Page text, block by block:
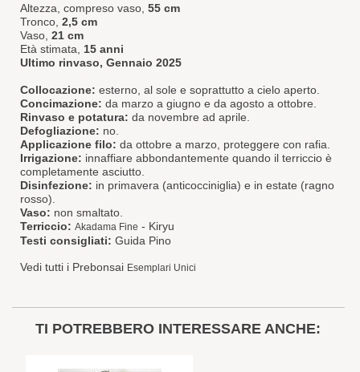
Altezza, compreso vaso, 55 cm
Tronco, 2,5 cm
Vaso, 21 cm
Età stimata, 15 anni
Ultimo rinvaso, Gennaio 2025
Collocazione: esterno, al sole e soprattutto a cielo aperto.
Concimazione: da marzo a giugno e da agosto a ottobre.
Rinvaso e potatura: da novembre ad aprile.
Defogliazione: no.
Applicazione filo: da ottobre a marzo, proteggere con rafia.
Irrigazione: innaffiare abbondantemente quando il terriccio è
completamente asciutto.
Disinfezione: in primavera (anticocciniglia) e in estate (ragno
rosso).
Vaso: non smaltato.
Terriccio: Akadama Fine - Kiryu
Testi consigliati: Guida Pino
Vedi tutti i Prebonsai Esemplari Unici
TI POTREBBERO INTERESSARE ANCHE: